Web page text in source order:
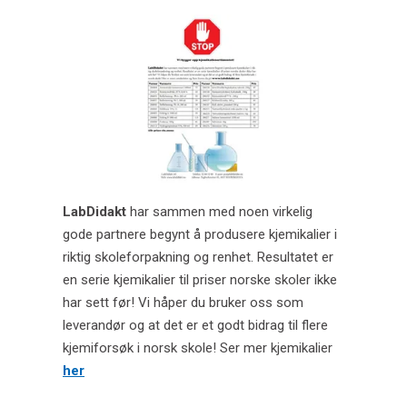
Halveringstid for Ba-137 med PASCO trådløs GM-
Erik Duhs Nilsen ansettes i LabDidakt.
LabDidakt ny norsk PASCO forhandler fra
Er du skole og vil bestille?
Vi bygger opp kjemikaliesortimentet!
Datalogging i naturfagene.
LabDidakt har sammen med noen virkelig
gode partnere begynt å produsere kjemikalier i
riktig skoleforpakning og renhet. Resultatet er
en serie kjemikalier til priser norske skoler ikke
har sett før! Vi håper du bruker oss som
leverandør og at det er et godt bidrag til flere
kjemiforsøk i norsk skole! Ser mer kjemikalier
her